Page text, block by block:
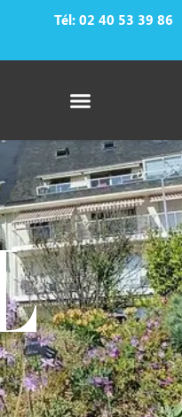
Tél: 02 40 53 39 86